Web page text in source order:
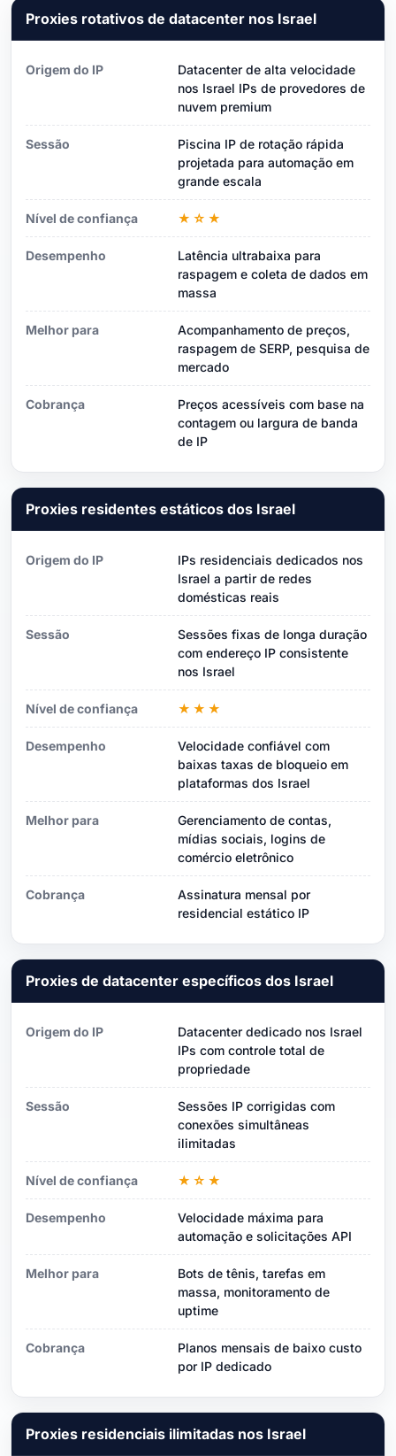
Proxies rotativos de datacenter nos Israel
Origem do IP
Datacenter de alta velocidade
nos Israel IPs de provedores de
nuvem premium
Sessão
Piscina IP de rotação rápida
projetada para automação em
grande escala
Nível de confiança ★☆★
Desempenho
Latência ultrabaixa para
raspagem e coleta de dados em
massa
Melhor para
Acompanhamento de preços,
raspagem de SERP, pesquisa de
mercado
Cobrança
Preços acessíveis com base na
contagem ou largura de banda
de IP
Proxies residentes estáticos dos Israel
Origem do IP
IPs residenciais dedicados nos
Israel a partir de redes
domésticas reais
Sessão
Sessões fixas de longa duração
com endereço IP consistente
nos Israel
Nível de confiança ★★★
Desempenho
Velocidade confiável com
baixas taxas de bloqueio em
plataformas dos Israel
Melhor para
Gerenciamento de contas,
mídias sociais, logins de
comércio eletrônico
Cobrança
Assinatura mensal por
residencial estático IP
Proxies de datacenter específicos dos Israel
Origem do IP
Datacenter dedicado nos Israel
IPs com controle total de
propriedade
Sessão
Sessões IP corrigidas com
conexões simultâneas
ilimitadas
Nível de confiança ★☆★
Desempenho
Velocidade máxima para
automação e solicitações API
Melhor para
Bots de tênis, tarefas em
massa, monitoramento de
uptime
Cobrança
Planos mensais de baixo custo
por IP dedicado
Proxies residenciais ilimitadas nos Israel